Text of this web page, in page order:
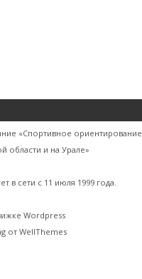
«Спортивное ориентирование
области и на Урале»
в сети с 11 июля 1999 года.
Wordpress
от WellThemes